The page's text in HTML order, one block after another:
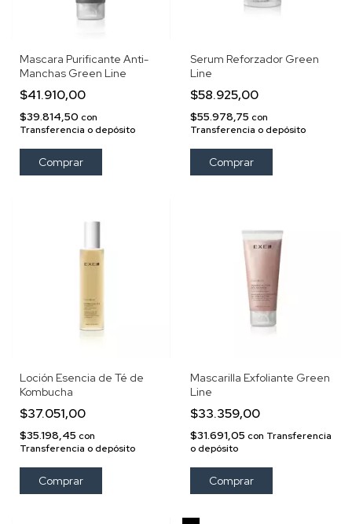
Mascara Purificante Anti-
Manchas Green Line
$41.910,00
$39.814,50 con
Transferencia o depósito
Serum Reforzador Green
Line
$58.925,00
$55.978,75 con
Transferencia o depósito
Loción Esencia de Té de
Kombucha
$37.051,00
$35.198,45 con
Transferencia o depósito
Mascarilla Exfoliante Green
Line
$33.359,00
$31.691,05 con Transferencia
o depósito